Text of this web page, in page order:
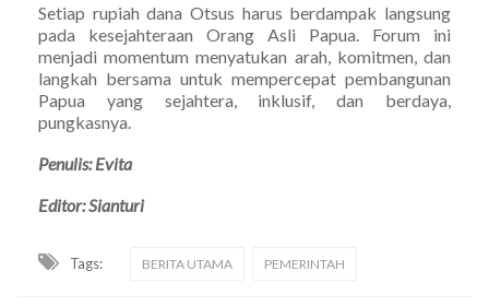
Setiap rupiah dana Otsus harus berdampak langsung
pada kesejahteraan Orang Asli Papua. Forum ini
menjadi momentum menyatukan arah, komitmen, dan
langkah bersama untuk mempercepat pembangunan
Papua yang sejahtera, inklusif, dan berdaya,
pungkasnya.
Penulis: Evita
Editor: Sianturi
Tags: BERITA UTAMA PEMERINTAH